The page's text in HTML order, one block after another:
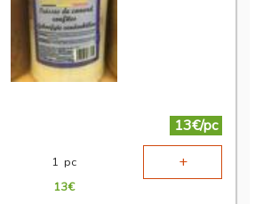
13€/pc
1 pc +
13€